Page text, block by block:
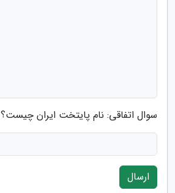
سوال اتفاقی: نام پایتخت ایران چیست؟
ارسال